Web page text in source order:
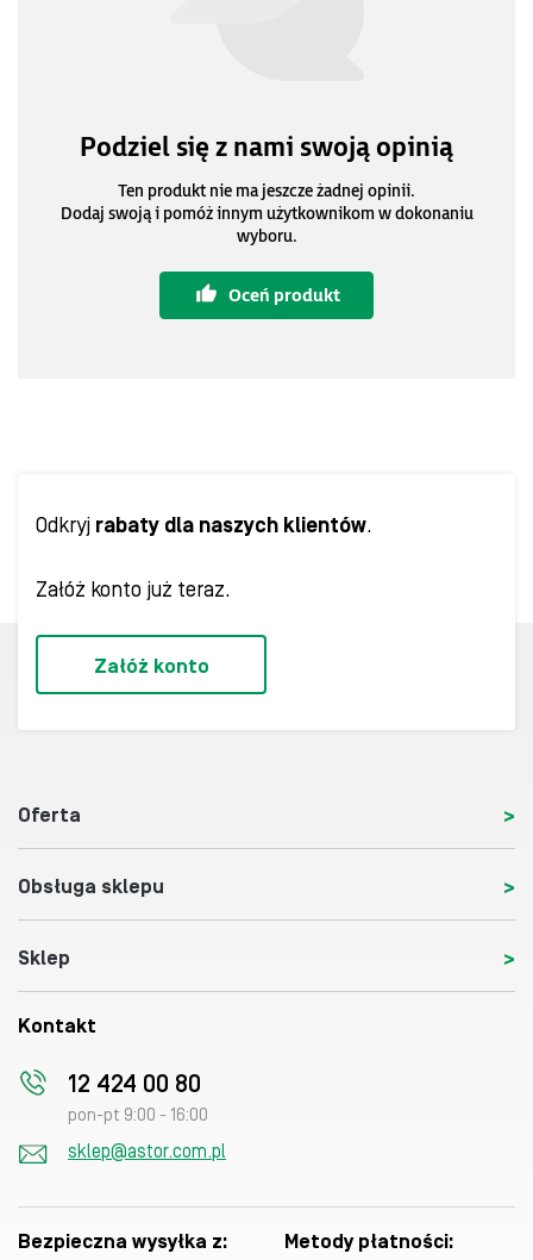
Podziel się z nami swoją opinią
Ten produkt nie ma jeszcze żadnej opinii.
Dodaj swoją i pomóż innym użytkownikom w dokonaniu
wyboru.
Oceń produkt
Odkryj rabaty dla naszych klientów.
Załóż konto już teraz.
Załóż konto
Oferta
Obsługa sklepu
Sklep
Kontakt
12 424 00 80
pon-pt 9:00 - 16:00
sklep@astor.com.pl
Bezpieczna wysyłka z: Metody płatności: